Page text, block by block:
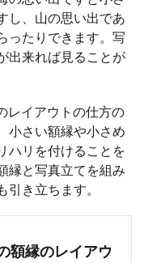
し、山の思い出であ
ったりできます。写
出来れば見ることが
レイアウトの仕方の
小さい額縁や小さめ
ハリを付けることを
縁と写真立てを組み
き立ちます。
額縁のレイアウ